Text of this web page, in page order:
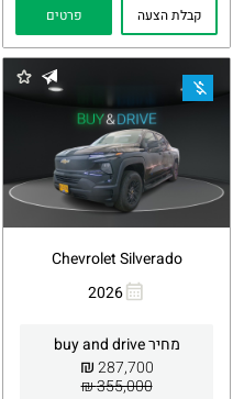
קבלת הצעה פרטים
Chevrolet Silverado
2026
מחיר buy and drive
287,700
₪
355,000 ₪
Whatsapp